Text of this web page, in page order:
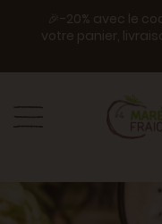
🎉-20% avec le
votre panier,